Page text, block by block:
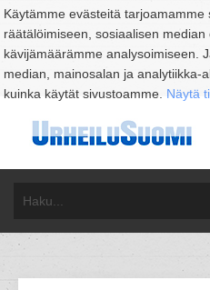
Käytämme evästeitä tarjoamamme
räätälöimiseen, sosiaalisen
kävijämäärämme analysoimiseen.
median, mainosalan ja analytiikka-
kuinka käytät sivustoamme. Näytä